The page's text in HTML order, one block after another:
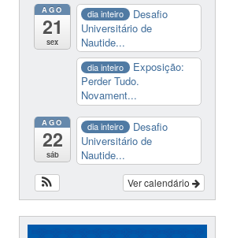
AGO
21
sex
dia inteiro
Desafio
Universitário de
Nautide...
dia inteiro
Exposição:
Perder Tudo.
Novament...
AGO
22
sáb
dia inteiro
Desafio
Universitário de
Nautide...
Ver calendário